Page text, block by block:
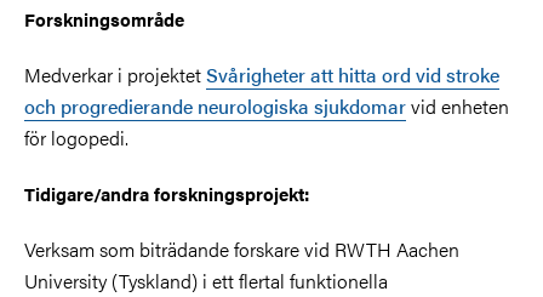
Forskningsområde
Medverkar i projektetSvårigheter att hitta ord vid stroke
och progredierande neurologiska sjukdomarvid enheten
för logopedi.
Tidigare/andra forskningsprojekt:
Verksam som biträdande forskare vid RWTH Aachen
University (Tyskland) i ett flertal funktionella